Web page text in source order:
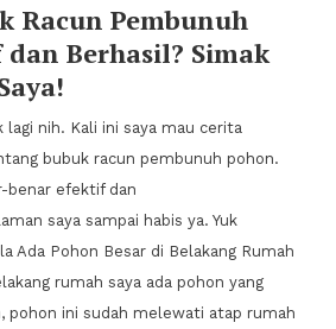
Racun Pembunuh
Berhasil? Simak
lagi nih. Kali ini saya mau cerita
bubuk racun pembunuh pohon.
benar efektif dan
saya sampai habis ya. Yuk
Ada Pohon Besar di Belakang Rumah
rumah saya ada pohon yang
pohon ini sudah melewati atap rumah